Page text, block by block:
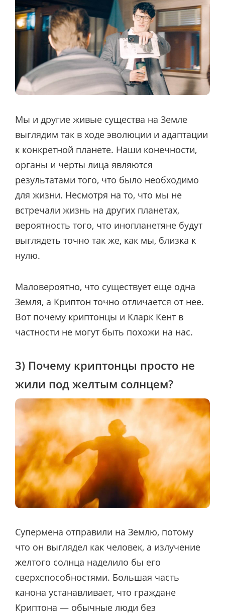
Мы и другие живые существа на Земле
выглядим так в ходе эволюции и адаптации
к конкретной планете. Наши конечности,
органы и черты лица являются
результатами того, что было необходимо
для жизни. Несмотря на то, что мы не
встречали жизнь на других планетах,
вероятность того, что инопланетяне будут
выглядеть точно так же, как мы, близка к
нулю.
Маловероятно, что существует еще одна
Земля, а Криптон точно отличается от нее.
Вот почему криптонцы и Кларк Кент в
частности не могут быть похожи на нас.
3) Почему криптонцы просто не
жили под желтым солнцем?
Супермена отправили на Землю, потому
что он выглядел как человек, а излучение
желтого солнца наделило бы его
сверхспособностями. Большая часть
канона устанавливает, что граждане
Криптона — обычные люди без